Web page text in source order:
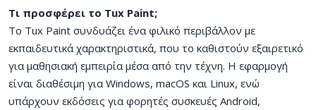
Τι προσφέρει το Tux Paint;
Το Tux Paint συνδυάζει ένα φιλικό περιβάλλον με
εκπαιδευτικά χαρακτηριστικά, που το καθιστούν εξαιρετικό
για μαθησιακή εμπειρία μέσα από την τέχνη. Η εφαρμογή
είναι διαθέσιμη για Windows, macOS και Linux, ενώ
υπάρχουν εκδόσεις για φορητές συσκευές Android,